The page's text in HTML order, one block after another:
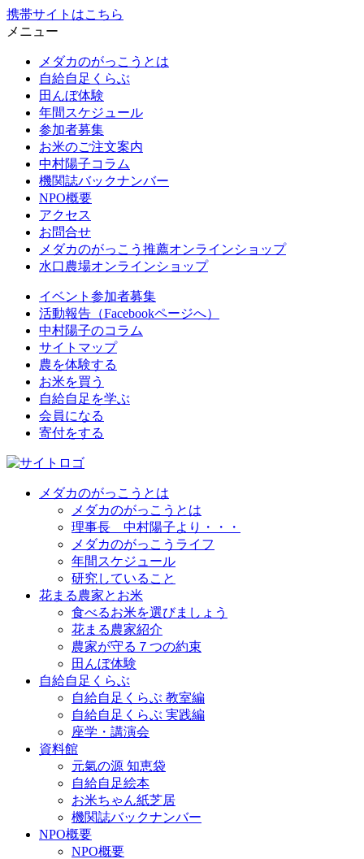
携帯サイトはこちら
メニュー
メダカのがっこうとは
自給自足くらぶ
田んぼ体験
年間スケジュール
参加者募集
お米のご注文案内
中村陽子コラム
機関誌バックナンバー
NPO概要
アクセス
お問合せ
メダカのがっこう推薦オンラインショップ
水口農場オンラインショップ
イベント参加者募集
活動報告（Facebookページへ）
中村陽子のコラム
サイトマップ
農を体験する
お米を買う
自給自足を学ぶ
会員になる
寄付をする
メダカのがっこうとは
メダカのがっこうとは
理事長 中村陽子より・・・
メダカのがっこうライフ
年間スケジュール
研究していること
花まる農家とお米
食べるお米を選びましょう
花まる農家紹介
農家が守る７つの約束
田んぼ体験
自給自足くらぶ
自給自足くらぶ 教室編
自給自足くらぶ 実践編
座学・講演会
資料館
元氣の源 知恵袋
自給自足絵本
お米ちゃん紙芝居
機関誌バックナンバー
NPO概要
NPO概要